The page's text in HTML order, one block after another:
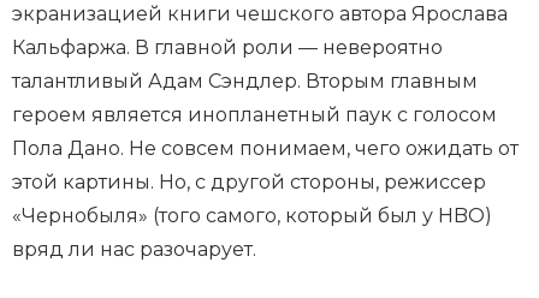
экранизацией книги чешского автора Ярослава
Кальфаржа. В главной роли — невероятно
талантливый Адам Сэндлер. Вторым главным
героем является инопланетный паук с голосом
Пола Дано. Не совсем понимаем, чего ожидать от
этой картины. Но, с другой стороны, режиссер
«Чернобыля» (того самого, который был у HBO)
вряд ли нас разочарует.